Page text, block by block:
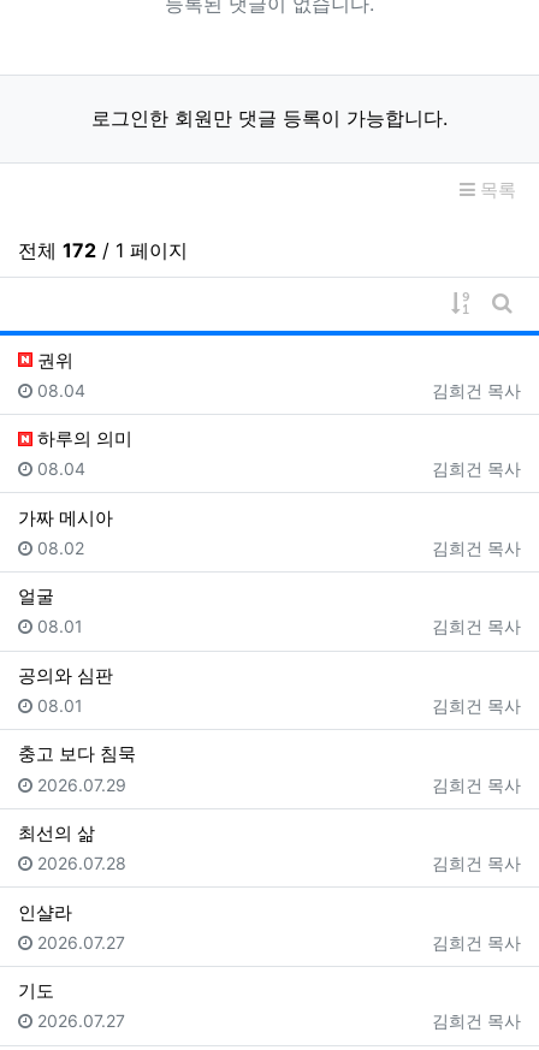
로그인한 회원만 댓글 등록이 가능합니다.
목록
전체 172 / 1 페이지
게시물
게
권위
등록자
김희건 목사
등록일
08.04
하루의 의미
등록자
김희건 목사
등록일
08.04
가짜 메시아
등록자
김희건 목사
등록일
08.02
얼굴
등록자
김희건 목사
등록일
08.01
공의와 심판
등록자
김희건 목사
등록일
08.01
충고 보다 침묵
등록자
김희건 목사
등록일
2026.07.29
최선의 삶
등록자
김희건 목사
등록일
2026.07.28
인샬라
등록자
김희건 목사
등록일
2026.07.27
기도
등록자
김희건 목사
등록일
2026.07.27